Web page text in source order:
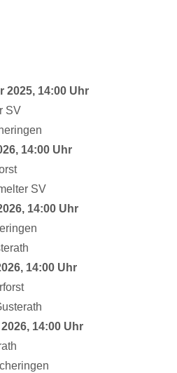
2025, 14:00 Uhr
SV
14:00 Uhr
SV
2026, 14:00 Uhr
14:00 Uhr
14:00 Uhr